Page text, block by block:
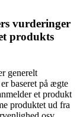
vurderinger
produkts
generelt
baseret på ægte
et produkt
produktet ud fra